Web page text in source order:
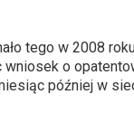
tego w 2008
wniosek o
później w